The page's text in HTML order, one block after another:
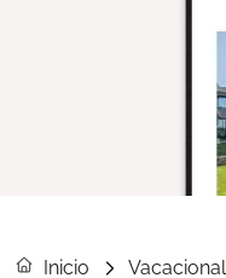
Inicio Vacacional